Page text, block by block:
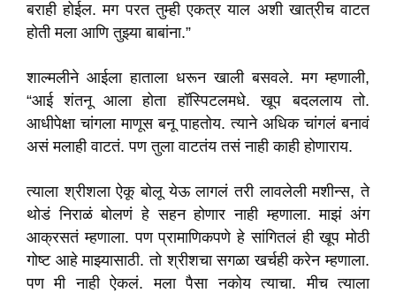
बराही होईल. मग परत तुम्ही एकत्र याल अशी खात्रीच वाटत
होती मला आणि तुझ्या बाबांना.”
शाल्मलीने आईला हाताला धरून खाली बसवले. मग म्हणाली,
“आई शंतनू आला होता हॉस्पिटलमधे. खूप बदललाय तो.
आधीपेक्षा चांगला माणूस बनू पाहतोय. त्याने अधिक चांगलं बनावं
असं मलाही वाटतं. पण तुला वाटतंय तसं नाही काही होणाराय.
त्याला श्रीशला ऐकू बोलू येऊ लागलं तरी लावलेली मशीन्स, ते
थोडं निराळं बोलणं हे सहन होणार नाही म्हणाला. माझं अंग
आक्रसतं म्हणाला. पण प्रामाणिकपणे हे सांगितलं ही खूप मोठी
गोष्ट आहे माझ्यासाठी. तो श्रीशचा सगळा खर्चही करेन म्हणाला.
पण मी नाही ऐकलं. मला पैसा नकोय त्याचा. मीच त्याला